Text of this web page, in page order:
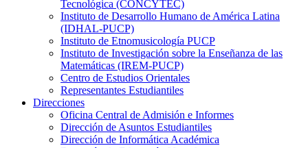
Tecnológica (CONCYTEC)
Instituto de Desarrollo Humano de América Latina
(IDHAL-PUCP)
Instituto de Etnomusicología PUCP
Instituto de Investigación sobre la Enseñanza de las
Matemáticas (IREM-PUCP)
Centro de Estudios Orientales
Representantes Estudiantiles
Direcciones
Oficina Central de Admisión e Informes
Dirección de Asuntos Estudiantiles
Dirección de Informática Académica